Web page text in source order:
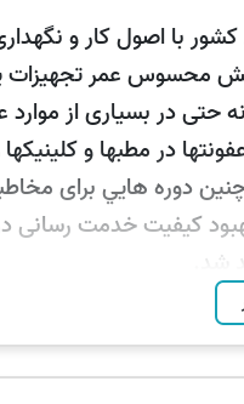
کشور با اصول کار و
محسوس عمر تجهيزات
حتی در بسياری از
در مطبها و
چنين دوره هايي برای
کيفيت خدمت رسانی
شد.